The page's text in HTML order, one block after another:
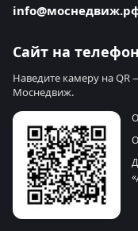
Сайт на
Наведите камеру на QR
Моснедвиж.